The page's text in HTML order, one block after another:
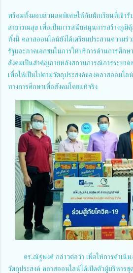
พร้อมทั้งมอบส่วนลดพิเศษให้กับนักเรียนที่เข้ารั
สาธารณสุข เพื่อเป็นการสนับสนุนการสร้างภูมิ
ทั้งนี้ คลาสออนไลน์ยังได้เตรียมประสานความ
รัฐและภาคเอกชนในการให้บริการด้านการศึกษ
สังคมเป็นสำคัญภายหลังสถานการณ์การระบาด
เพื่อให้เป็นไปตามวัตถุประสงค์ของคลาสออนไ
ทางการศึกษาเพื่อสังคมโดยแท้จริง
ดร.ณัฐพงศ์ กล่าวต่อว่า เพื่อให้การดำเนิ
วัตถุประสงค์ คลาสออนไลน์ได้เปิดตัวผู้บริหาร